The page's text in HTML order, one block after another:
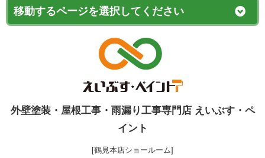
外壁塗装・屋根工事・雨漏り工事専門店 えいぶす・ペ
イント
[鶴見本店ショールーム]